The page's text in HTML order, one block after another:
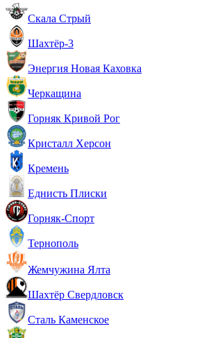
Скала Стрый
Шахтёр-3
Энергия Новая Каховка
Черкащина
Горняк Кривой Рог
Кристалл Херсон
Кремень
Еднисть Плиски
Горняк-Спорт
Тернополь
Жемчужина Ялта
Шахтёр Свердловск
Сталь Каменское